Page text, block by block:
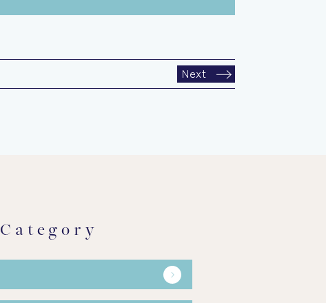
Next
Category